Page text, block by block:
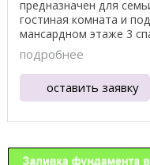
предназначен для
гостиная комната и
мансардном этаже 3
подробнее
оставить заявку